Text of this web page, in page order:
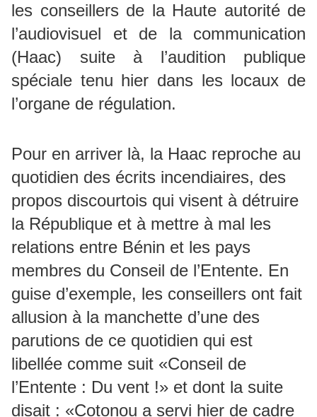
les conseillers de la Haute autorité de
l’audiovisuel et de la communication
(Haac) suite à l’audition publique
spéciale tenu hier dans les locaux de
l’organe de régulation.
Pour en arriver là, la Haac reproche au
quotidien des écrits incendiaires, des
propos discourtois qui visent à détruire
la République et à mettre à mal les
relations entre Bénin et les pays
membres du Conseil de l’Entente. En
guise d’exemple, les conseillers ont fait
allusion à la manchette d’une des
parutions de ce quotidien qui est
libellée comme suit «Conseil de
l’Entente : Du vent !» et dont la suite
disait : «Cotonou a servi hier de cadre